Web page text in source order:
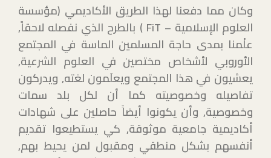
وكان مما دفعنا لهذا الطريق الأكاديمي (مؤسسة
العلوم الإسلامية – FiT ) بالطرح الذي نفصله لاحقاً,
علْمنا بمدى حاجة المسلمين الماسة في المجتمع
الأوروبي لأشخاص مختصين في العلوم الشرعية,
يعشيون في هذا المجتمع ويعلَمون لغته, ويدركون
تفاصيله وخصوصيته كما أن لكل بلد سمات
وخصوصية, وأن يكونوا أيضاً حاصلين على شهادات
أكاديمية جامعية موثوقة, كي يستطيعوا تقديم
أنفسهم بشكل منطقي ومقبول لمن يحيط بهم,